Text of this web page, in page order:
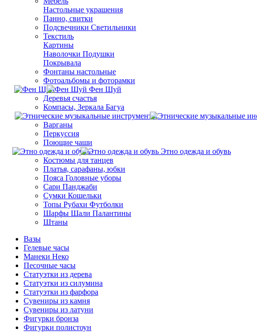
Настольные украшения
Панно, свитки
Подсвечники Светильники
Текстиль
Картины
Наволочки Подушки
Покрывала
Фонтаны настольные
Фотоальбомы и фоторамки
Фен Шуй
Деревья счастья
Компасы, Зеркала Багуа
Варганы
Перкуссия
Поющие чаши
Этно одежда и обувь
Костюмы для танцев
Платья, сарафаны, юбки
Пояса Головные уборы
Сари Панджаби
Сумки Кошельки
Топы Рубахи Футболки
Шарфы Шали Палантины
Штаны
Вазы
Гелевые часы
Манеки Неко
Песочные часы
Статуэтки из дерева
Статуэтки из силумина
Статуэтки из фарфора
Сувениры из камня
Сувениры из латуни
Фигурки бронза
Фигурки полистоун